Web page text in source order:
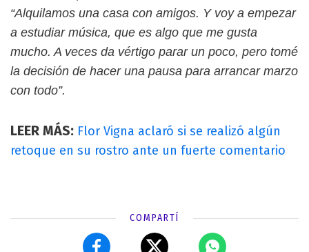
“Alquilamos una casa con amigos. Y voy a empezar
a estudiar música, que es algo que me gusta
mucho. A veces da vértigo parar un poco, pero tomé
la decisión de hacer una pausa para arrancar marzo
con todo”.
LEER MÁS: Flor Vigna aclaró si se realizó algún
retoque en su rostro ante un fuerte comentario
COMPARTÍ